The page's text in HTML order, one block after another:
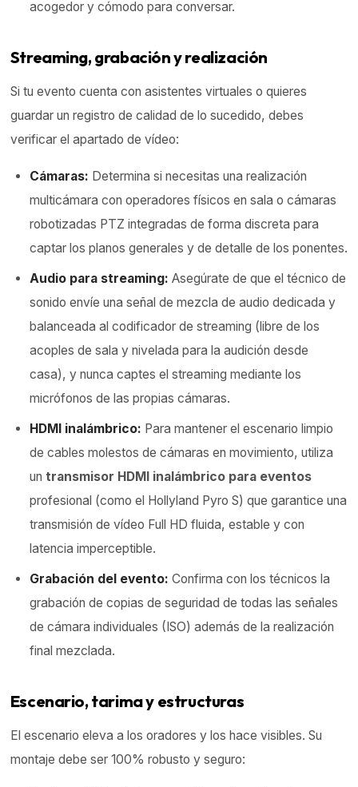
acogedor y cómodo para conversar.
Streaming, grabación y realización
Si tu evento cuenta con asistentes virtuales o quieres
guardar un registro de calidad de lo sucedido, debes
verificar el apartado de vídeo:
Cámaras: Determina si necesitas una realización
multicámara con operadores físicos en sala o cámaras
robotizadas PTZ integradas de forma discreta para
captar los planos generales y de detalle de los ponentes.
Audio para streaming: Asegúrate de que el técnico de
sonido envíe una señal de mezcla de audio dedicada y
balanceada al codificador de streaming (libre de los
acoples de sala y nivelada para la audición desde
casa), y nunca captes el streaming mediante los
micrófonos de las propias cámaras.
HDMI inalámbrico: Para mantener el escenario limpio
de cables molestos de cámaras en movimiento, utiliza
un transmisor HDMI inalámbrico para eventos
profesional (como el Hollyland Pyro S) que garantice una
transmisión de vídeo Full HD fluida, estable y con
latencia imperceptible.
Grabación del evento: Confirma con los técnicos la
grabación de copias de seguridad de todas las señales
de cámara individuales (ISO) además de la realización
final mezclada.
Escenario, tarima y estructuras
El escenario eleva a los oradores y los hace visibles. Su
montaje debe ser 100% robusto y seguro: